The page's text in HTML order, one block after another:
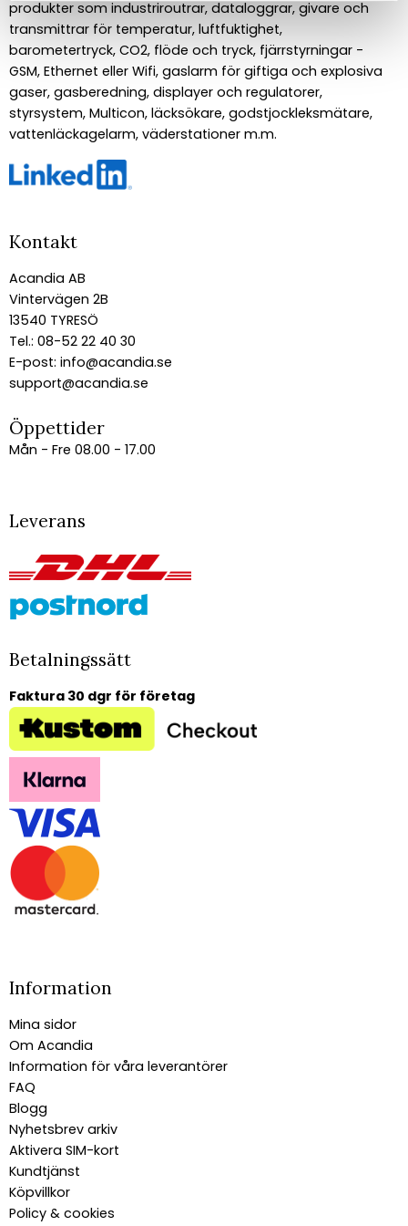
produkter som industriroutrar, dataloggrar, givare och
transmittrar för temperatur, luftfuktighet,
barometertryck, CO2, flöde och tryck, fjärrstyrningar -
GSM, Ethernet eller Wifi, gaslarm för giftiga och explosiva
gaser, gasberedning, displayer och regulatorer,
styrsystem, Multicon, läcksökare, godstjockleksmätare,
vattenläckagelarm, väderstationer m.m.
Kontakt
Acandia AB
Vintervägen 2B
13540 TYRESÖ
Tel.: 08-52 22 40 30
E-post: info@acandia.se
support@acandia.se
Öppettider
Mån - Fre 08.00 - 17.00
Leverans
Betalningssätt
Faktura 30 dgr för företag
Information
Mina sidor
Om Acandia
Information för våra leverantörer
FAQ
Blogg
Nyhetsbrev arkiv
Aktivera SIM-kort
Kundtjänst
Köpvillkor
Policy & cookies